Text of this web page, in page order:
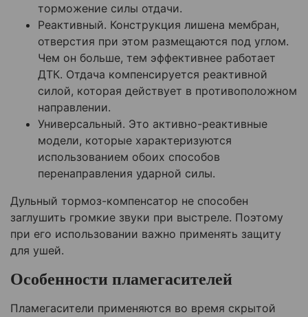
торможение силы отдачи.
Реактивный. Конструкция лишена мембран,
отверстия при этом размещаются под углом.
Чем он больше, тем эффективнее работает
ДТК. Отдача компенсируется реактивной
силой, которая действует в противоположном
направлении.
Универсальный. Это активно-реактивные
модели, которые характеризуются
использованием обоих способов
перенаправления ударной силы.
Дульный тормоз-компенсатор не способен
заглушить громкие звуки при выстреле. Поэтому
при его использовании важно применять защиту
для ушей.
Особенности пламегасителей
Пламегасители применяются во время скрытой